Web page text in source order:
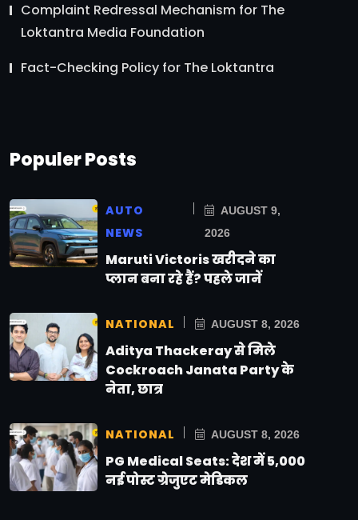
Complaint Redressal Mechanism for The
Loktantra Media Foundation
Fact-Checking Policy for The Loktantra
Populer Posts
AUTO
NEWS
AUGUST 9,
2026
Maruti Victoris खरीदने का
प्लान बना रहे हैं? पहले जानें
NATIONAL AUGUST 8, 2026
Aditya Thackeray से मिले
Cockroach Janata Party के
नेता, छात्र
NATIONAL AUGUST 8, 2026
PG Medical Seats: देश में 5,000
नई पोस्ट ग्रेजुएट मेडिकल